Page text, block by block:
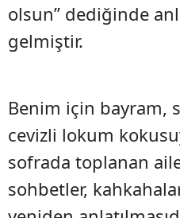
olsun” dediğinde
gelmiştir.
Benim için bayram,
cevizli lokum
sofrada toplanan
sohbetler,